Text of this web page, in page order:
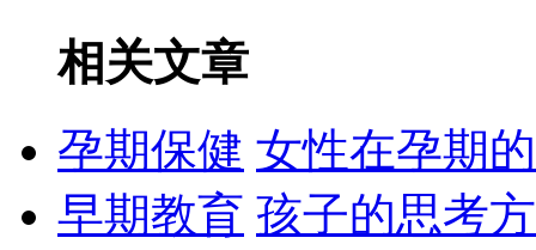
相关文章
孕期保健 女性在孕期
早期教育 孩子的思考